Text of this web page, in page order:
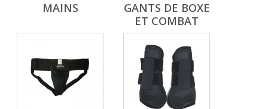
MAINS
GANTS DE BOXE
ET COMBAT